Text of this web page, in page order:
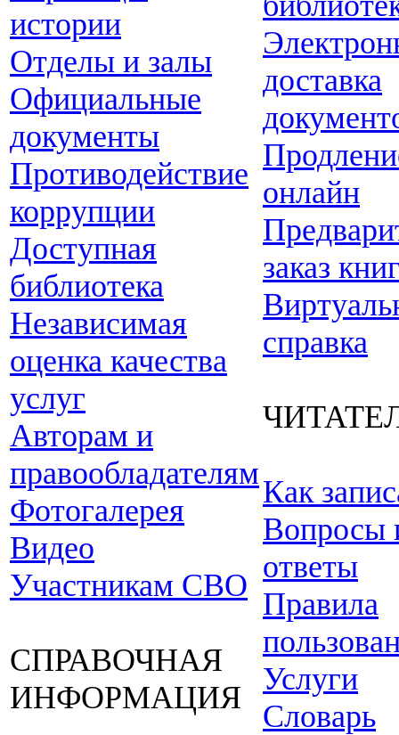
истории
Отделы и залы
Официальные
документы
Противодействие
коррупции
Доступная
библиотека
Независимая
оценка качества
услуг
Авторам и
правообладателям
Фотогалерея
Видео
Участникам СВО
СПРАВОЧНАЯ
ИНФОРМАЦИЯ
доставка
онлайн
заказ
справка
Как
Вопросы
ответы
Правила
Услуги
Словарь